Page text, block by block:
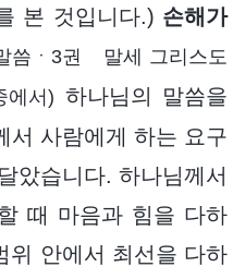
본 것입니다.) 손해가
씀ㆍ3권 말세 그리스도
에서) 하나님의 말씀을
서 사람에게 하는 요구
았습니다. 하나님께서
때 마음과 힘을 다하
위 안에서 최선을 다하